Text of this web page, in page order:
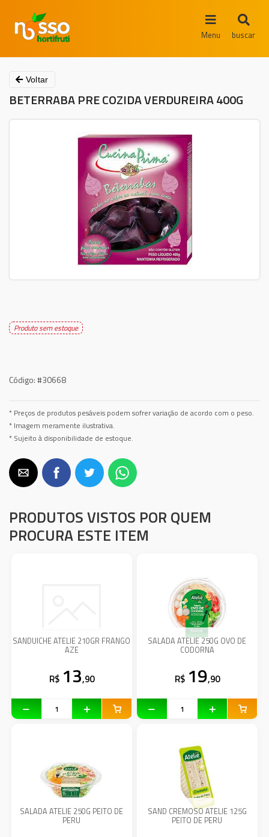
Menu buscar
Voltar
BETERRABA PRE COZIDA VERDUREIRA 400G
Produto sem estoque
Código:#30668
* Preços de produtos pesáveis podem sofrer variação de acordo com o peso.
* Imagem meramente ilustrativa.
* Sujeito à disponibilidade de estoque.
PRODUTOS VISTOS POR QUEM
PROCURA ESTE ITEM
SANDUICHE ATELIE 210GR FRANGO
AZE
R$ 13,90
SALADA ATELIE 250G OVO DE
CODORNA
R$ 19,90
SALADA ATELIE 250G PEITO DE
PERU
SAND CREMOSO ATELIE 125G
PEITO DE PERU